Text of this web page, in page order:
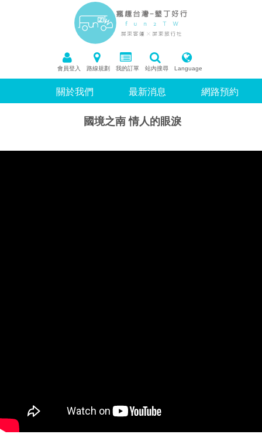
會員登入 路線規劃 我的訂單 站內搜尋 Language
關於我們 最新消息 網路預約
國境之南 情人的眼淚